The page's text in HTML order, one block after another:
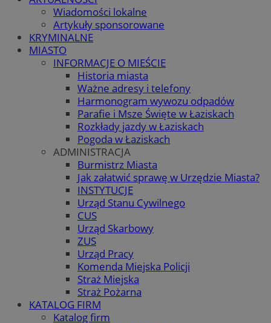
Wiadomości lokalne
Artykuły sponsorowane
KRYMINALNE
MIASTO
INFORMACJE O MIEŚCIE
Historia miasta
Ważne adresy i telefony
Harmonogram wywozu odpadów
Parafie i Msze Święte w Łaziskach
Rozkłady jazdy w Łaziskach
Pogoda w Łaziskach
ADMINISTRACJA
Burmistrz Miasta
Jak załatwić sprawę w Urzędzie Miasta?
INSTYTUCJE
Urząd Stanu Cywilnego
CUS
Urząd Skarbowy
ZUS
Urząd Pracy
Komenda Miejska Policji
Straż Miejska
Straż Pożarna
KATALOG FIRM
Katalog firm